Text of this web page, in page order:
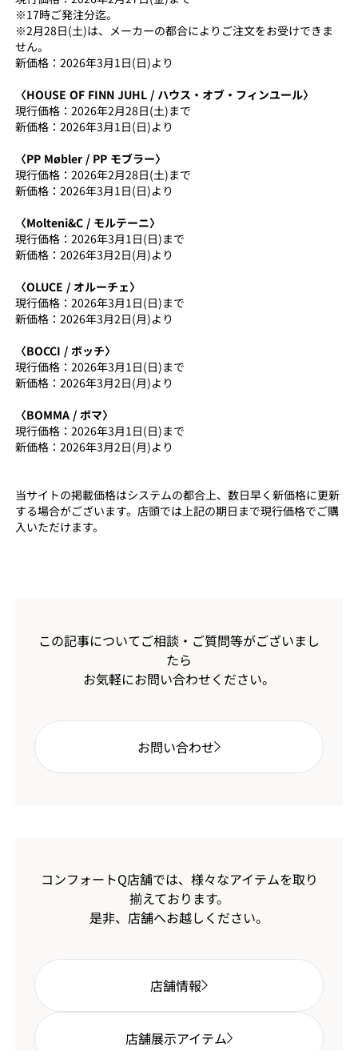
※17時ご発注分迄。
※2月28日(土)は、メーカーの都合によりご注文をお受けできま
せん。
新価格：2026年3月1日(日)より
〈HOUSE OF FINN JUHL / ハウス・オブ・フィンユール〉
現行価格：2026年2月28日(土)まで
新価格：2026年3月1日(日)より
〈PP Møbler / PP モブラー〉
現行価格：2026年2月28日(土)まで
新価格：2026年3月1日(日)より
〈Molteni&C / モルテーニ〉
現行価格：2026年3月1日(日)まで
新価格：2026年3月2日(月)より
〈OLUCE / オルーチェ〉
現行価格：2026年3月1日(日)まで
新価格：2026年3月2日(月)より
〈BOCCI / ボッチ〉
現行価格：2026年3月1日(日)まで
新価格：2026年3月2日(月)より
〈BOMMA / ボマ〉
現行価格：2026年3月1日(日)まで
新価格：2026年3月2日(月)より
当サイトの掲載価格はシステムの都合上、数日早く新価格に更新
する場合がございます。店頭では上記の期日まで現行価格でご購
入いただけます。
この記事についてご相談・ご質問等がございまし
たら
お気軽にお問い合わせください。
お問い合わせ
コンフォートQ店舗では、様々なアイテムを取り
揃えております。
是非、店舗へお越しください。
店舗情報
店舗展示アイテム